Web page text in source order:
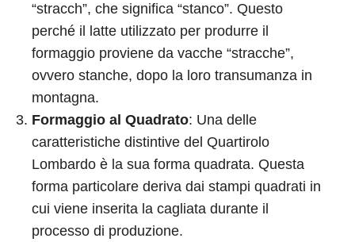
“stracch”, che significa “stanco”. Questo
perché il latte utilizzato per produrre il
formaggio proviene da vacche “stracche”,
ovvero stanche, dopo la loro transumanza in
montagna.
Formaggio al Quadrato: Una delle
caratteristiche distintive del Quartirolo
Lombardo è la sua forma quadrata. Questa
forma particolare deriva dai stampi quadrati in
cui viene inserita la cagliata durante il
processo di produzione.